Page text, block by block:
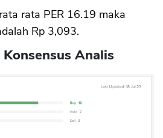
rata PER 16.19 maka
Rp 3,093.
Analis